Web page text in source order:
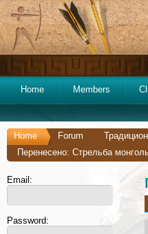
Home Members
Home Forum
Перенесено: Стрельба
Email:
Password: